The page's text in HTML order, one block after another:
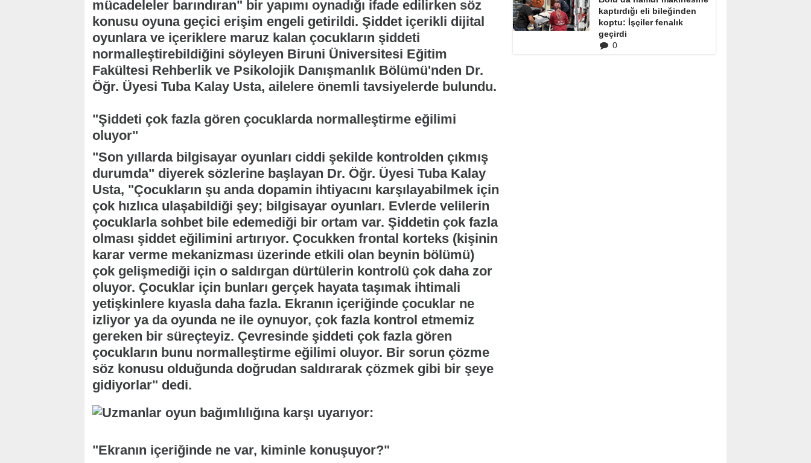
mücadeleler barındıran" bir yapımı oynadığı ifade edilirken söz
konusu oyuna geçici erişim engeli getirildi. Şiddet içerikli dijital
oyunlara ve içeriklere maruz kalan çocukların şiddeti
normalleştirebildiğini söyleyen Biruni Üniversitesi Eğitim
Fakültesi Rehberlik ve Psikolojik Danışmanlık Bölümü'nden Dr.
Öğr. Üyesi Tuba Kalay Usta, ailelere önemli tavsiyelerde bulundu.
"Şiddeti çok fazla gören çocuklarda normalleştirme eğilimi
oluyor"
"Son yıllarda bilgisayar oyunları ciddi şekilde kontrolden çıkmış
durumda" diyerek sözlerine başlayan Dr. Öğr. Üyesi Tuba Kalay
Usta, "Çocukların şu anda dopamin ihtiyacını karşılayabilmek için
çok hızlıca ulaşabildiği şey; bilgisayar oyunları. Evlerde velilerin
çocuklarla sohbet bile edemediği bir ortam var. Şiddetin çok fazla
olması şiddet eğilimini artırıyor. Çocukken frontal korteks (kişinin
karar verme mekanizması üzerinde etkili olan beynin bölümü)
çok gelişmediği için o saldırgan dürtülerin kontrolü çok daha zor
oluyor. Çocuklar için bunları gerçek hayata taşımak ihtimali
yetişkinlere kıyasla daha fazla. Ekranın içeriğinde çocuklar ne
izliyor ya da oyunda ne ile oynuyor, çok fazla kontrol etmemiz
gereken bir süreçteyiz. Çevresinde şiddeti çok fazla gören
çocukların bunu normalleştirme eğilimi oluyor. Bir sorun çözme
söz konusu olduğunda doğrudan saldırarak çözmek gibi bir şeye
gidiyorlar" dedi.
"Ekranın içeriğinde ne var, kiminle konuşuyor?"
kaptırdığı eli bileğinden
koptu: İşçiler fenalık
geçirdi
0